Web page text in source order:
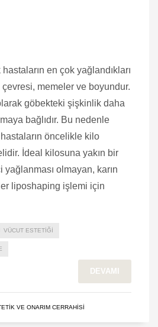
en çok yağlandıkları
memeler ve boyundur.
göbekteki şişkinlik daha
bağlıdır. Bu nedenle
öncelikle kilo
İdeal kilosuna yakın bir
yağlanması olmayan, karın
liposhaping işlemi için
VÜCUT ESTETIĞI
DEVAMI
VE ONARIM CERRAHISI